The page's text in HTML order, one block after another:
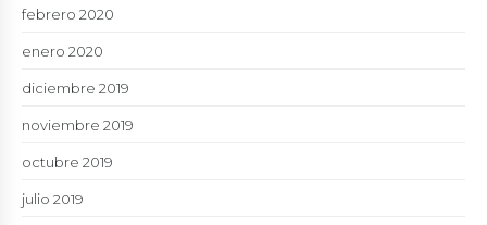
febrero 2020
enero 2020
diciembre 2019
noviembre 2019
octubre 2019
julio 2019